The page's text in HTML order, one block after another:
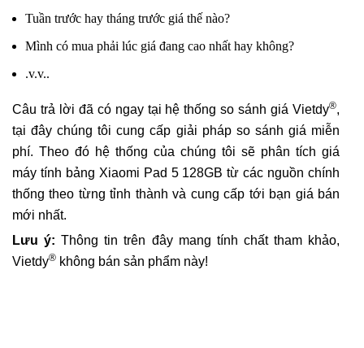
Tuần trước hay tháng trước giá thế nào?
Mình có mua phải lúc giá đang cao nhất hay không?
.v.v..
Câu trả lời đã có ngay tại hệ thống so sánh giá Vietdy®,
tại đây chúng tôi cung cấp giải pháp so sánh giá miễn
phí. Theo đó hệ thống của chúng tôi sẽ phân tích giá
máy tính bảng Xiaomi Pad 5 128GB từ các nguồn chính
thống theo từng tỉnh thành và cung cấp tới bạn giá bán
mới nhất.
Lưu ý: Thông tin trên đây mang tính chất tham khảo,
Vietdy® không bán sản phẩm này!